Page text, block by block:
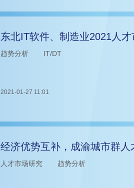
东北IT软件、制造业2021人
趋势分析 IT/DT
2021-01-27 11:01
经济优势互补，成渝城市群人
人才市场研究 趋势分析